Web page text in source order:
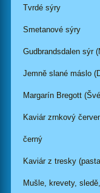
Tvrdé sýry
Smetanové sýry
Gudbrandsdalen sýr
Jemně slané máslo
Margarín Bregott
Kaviár zrnkový
černý
Kaviár z tresky
Mušle, krevety,